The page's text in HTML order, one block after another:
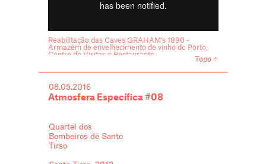
Reabilitação das Caves GRAHAM's 1890 -
Armazém de envelhecimento de vinho do Porto,
Centro de Visitas e Restaurante
Topo
08.05.2016
Atmosfera Específica #08
Quartel dos
Bombeiros de Santo
Tirso